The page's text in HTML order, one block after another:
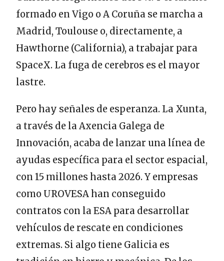
formado en Vigo o A Coruña se marcha a
Madrid, Toulouse o, directamente, a
Hawthorne (California), a trabajar para
SpaceX. La fuga de cerebros es el mayor
lastre.
Pero hay señales de esperanza. La Xunta,
a través de la Axencia Galega de
Innovación, acaba de lanzar una línea de
ayudas específica para el sector espacial,
con 15 millones hasta 2026. Y empresas
como UROVESA han conseguido
contratos con la ESA para desarrollar
vehículos de rescate en condiciones
extremas. Si algo tiene Galicia es